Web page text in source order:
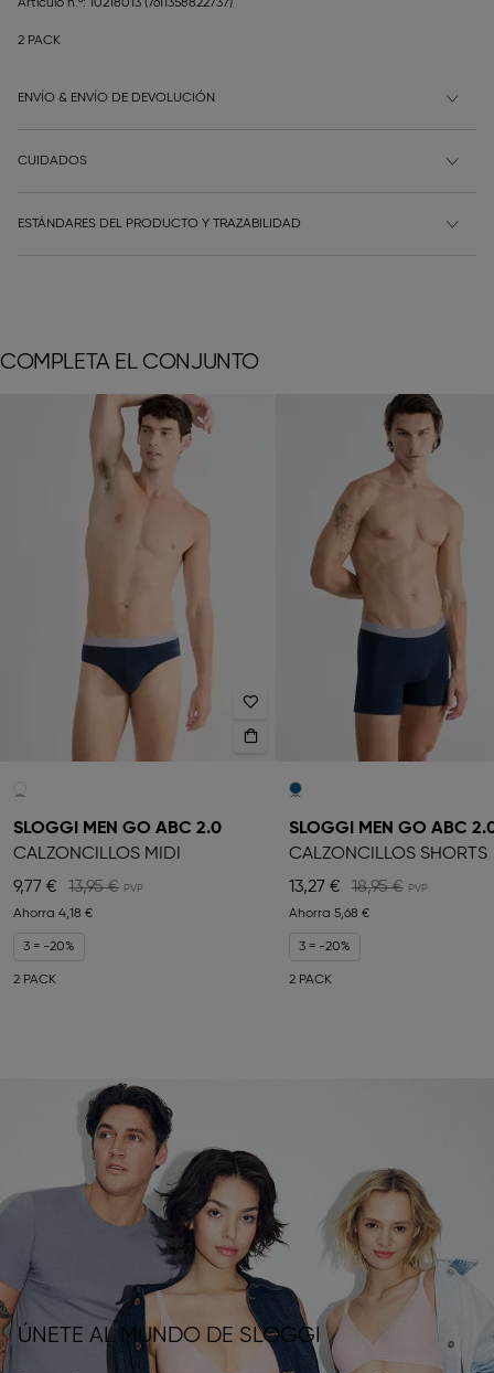
Artículo n.º: 10218013 (7611358822737)
2 PACK
ENVÍO & ENVÍO DE DEVOLUCIÓN
CUIDADOS
ESTÁNDARES DEL PRODUCTO Y TRAZABILIDAD
COMPLETA EL CONJUNTO
SLOGGI MEN GO ABC 2.0
CALZONCILLOS MIDI
9,77 €
13,95 €
Ahorra 4,18 €
3 = -20%
2 PACK
SLOGGI MEN GO ABC
CALZONCILLOS SHORTS
13,27 €
18,95 €
Ahorra 5,68 €
3 = -20%
2 PACK
ÚNETE AL MUNDO DE SLOGGI